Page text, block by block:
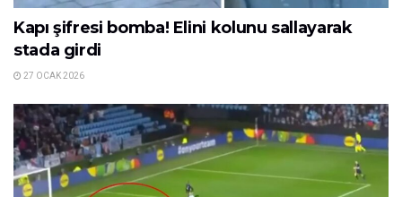
Kapı şifresi bomba! Elini kolunu sallayarak
stada girdi
27 OCAK 2026